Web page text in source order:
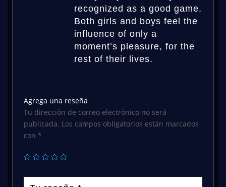
recognized as a good game.
Both girls and boys feel the
influence of only a
moment’s pleasure, for the
rest of their lives.
Agrega una reseña
Tu dirección de correo electrónico no será
publicada. Los campos obligatorios están marcados
con*